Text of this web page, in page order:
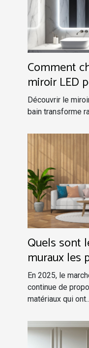
Comment
miroir LED
bain ?
Découvrir le
bain transforme
Quels sont
muraux les
marché ?
En 2025, le
continue de
matériaux qui